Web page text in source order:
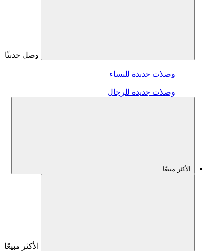
وصل حديثًا
وصلات جديدة للنساء
وصلات جديدة للرجال
الأكثر مبيعًا
الأكثر مبيعًا